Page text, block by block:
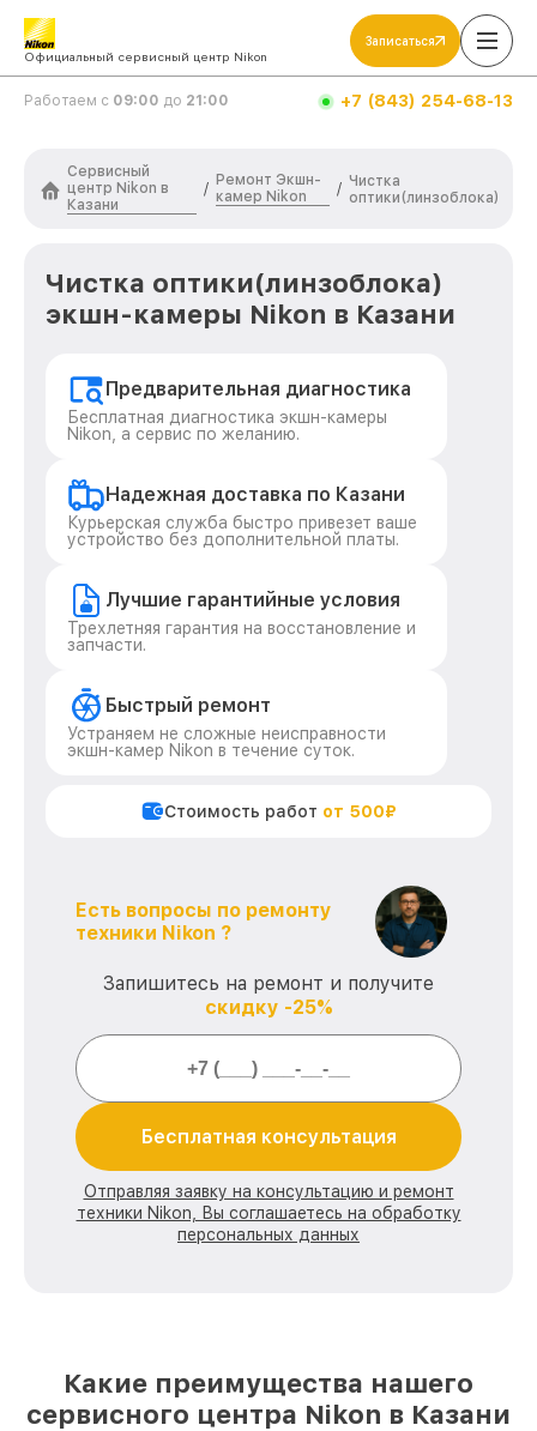
Официальный сервисный центр Nikon
Записаться
Работаем с 09:00 до 21:00 +7 (843) 254-68-13
Сервисный
центр Nikon в
Казани
/
Ремонт Экшн-
камер Nikon
/ Чистка
оптики(линзоблока)
Чистка оптики(линзоблока)
экшн-камеры Nikon в Казани
Предварительная диагностика
Бесплатная диагностика экшн-камеры
Nikon, а сервис по желанию.
Надежная доставка по Казани
Курьерская служба быстро привезет ваше
устройство без дополнительной платы.
Лучшие гарантийные условия
Трехлетняя гарантия на восстановление и
запчасти.
Быстрый ремонт
Устраняем не сложные неисправности
экшн-камер Nikon в течение суток.
Стоимость работ от 500₽
Есть вопросы по ремонту
техники Nikon ?
Запишитесь на ремонт и получите
скидку -25%
Бесплатная консультация
Отправляя заявку на консультацию и ремонт
техники Nikon, Вы соглашаетесь на обработку
персональных данных
Какие преимущества нашего
сервисного центра Nikon в Казани